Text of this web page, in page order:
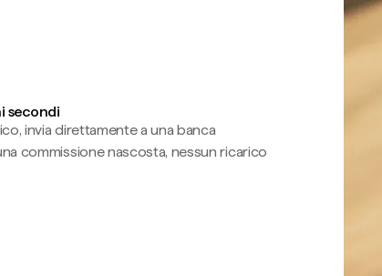
secondi
invia direttamente a una banca
commissione nascosta, nessun ricarico